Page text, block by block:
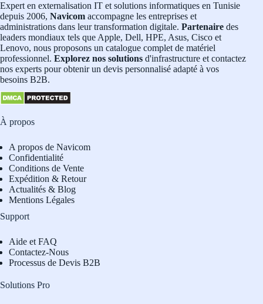
Expert en externalisation IT et solutions informatiques en Tunisie
depuis 2006, Navicom accompagne les entreprises et
administrations dans leur transformation digitale. Partenaire des
leaders mondiaux tels que Apple, Dell, HPE, Asus, Cisco et
Lenovo, nous proposons un catalogue complet de matériel
professionnel. Explorez nos solutions d'infrastructure et contactez
nos experts pour obtenir un devis personnalisé adapté à vos
besoins B2B.
À propos
A propos de Navicom
Confidentialité
Conditions de Vente
Expédition & Retour
Actualités & Blog
Mentions Légales
Support
Aide et FAQ
Contactez-Nous
Processus de Devis B2B
Solutions Pro